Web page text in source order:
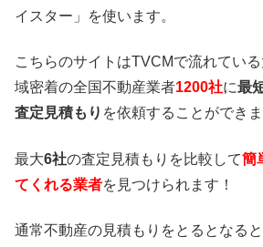
イスター」を使います。
こちらのサイトはTVCMで流れてい
域密着の全国不動産業者1200社に最
査定見積もり を依頼することができま
最大6社の査定見積もりを比較して簡
てくれる業者を見つけられます！
通常不動産の見積もりをとるとなる